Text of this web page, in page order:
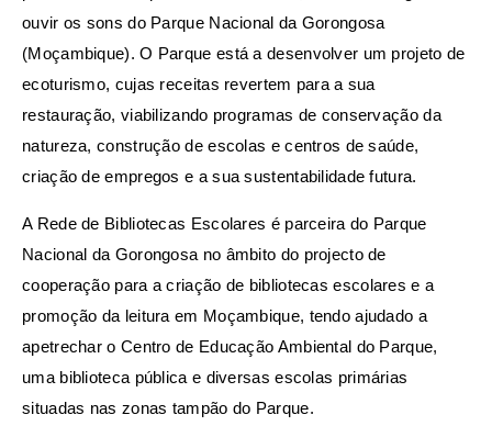
ouvir os sons do Parque Nacional da Gorongosa
(Moçambique). O Parque está a desenvolver um projeto de
ecoturismo, cujas receitas revertem para a sua
restauração, viabilizando programas de conservação da
natureza, construção de escolas e centros de saúde,
criação de empregos e a sua sustentabilidade futura.
A Rede de Bibliotecas Escolares é parceira do Parque
Nacional da Gorongosa no âmbito do projecto de
cooperação para a criação de bibliotecas escolares e a
promoção da leitura em Moçambique, tendo ajudado a
apetrechar o Centro de Educação Ambiental do Parque,
uma biblioteca pública e diversas escolas primárias
situadas nas zonas tampão do Parque.